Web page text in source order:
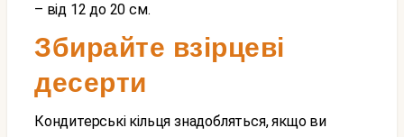
– від 12 до 20 см.
Збирайте взірцеві
десерти
Кондитерські кільця знадобляться, якщо ви